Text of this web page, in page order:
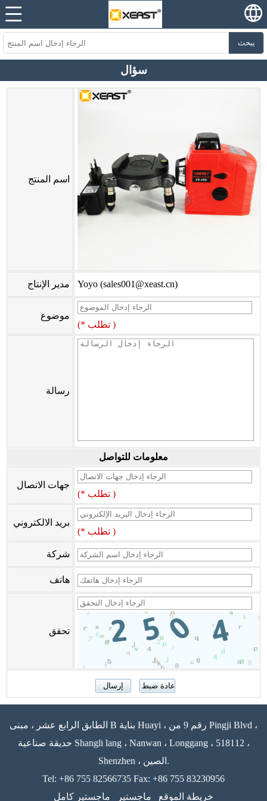
يبحث
سؤال
اسم المنتج
مدير الإنتاج Yoyo (sales001@xeast.cn)
موضوع
(* تطلب )
رسالة
معلومات للتواصل
جهات الاتصال
(* تطلب )
بريد الالكتروني
(* تطلب )
شركة
هاتف
تحقق
الطابق الرابع عشر ، مبنى B بناية Huayi ، رقم 9 من Pingji Blvd ،
حديقة صناعية Shangli lang ، Nanwan ، Longgang ، 518112 ،
Shenzhen ، الصين.
Tel: +86 755 82566735 Fax: +86 755 83230956
خريطة الموقع
ماجستير ماجستير كامل